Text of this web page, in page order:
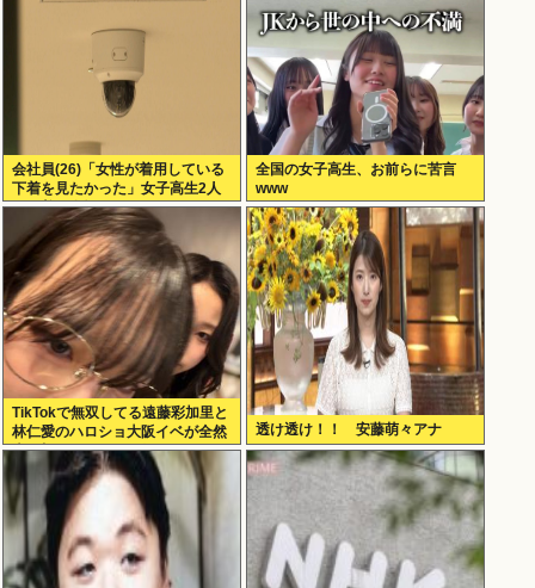
会社員(26)「女性が着用している
下着を見たかった」女子高生2人
の下着を盗撮
全国の女子高生、お前らに苦言
www
TikTokで無双してる遠藤彩加里と
林仁愛のハロショ大阪イベが全然
売り切れないのは何故？ボトム2
透け透け！！ 安藤萌々アナ